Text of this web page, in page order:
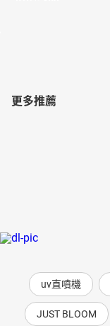
更多推薦
uv直噴機
JUST BLOOM